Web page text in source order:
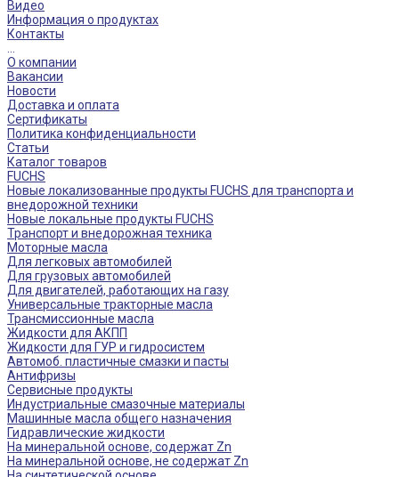
Видео
Информация о продуктах
Контакты
О компании
Вакансии
Новости
Доставка и оплата
Сертификаты
Политика конфиденциальности
Статьи
Каталог товаров
FUCHS
Новые локализованные продукты FUCHS для транспорта и
внедорожной техники
Новые локальные продукты FUCHS
Транспорт и внедорожная техника
Моторные масла
Для легковых автомобилей
Для грузовых автомобилей
Для двигателей, работающих на газу
Универсальные тракторные масла
Трансмиссионные масла
Жидкости для АКПП
Жидкости для ГУР и гидросистем
Автомоб. пластичные смазки и пасты
Антифризы
Сервисные продукты
Индустриальные смазочные материалы
Машинные масла общего назначения
Гидравлические жидкости
На минеральной основе, содержат Zn
На минеральной основе, не содержат Zn